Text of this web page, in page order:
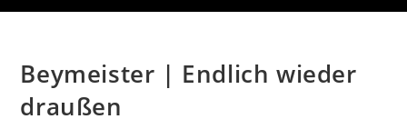
Beymeister | Endlich wieder
draußen